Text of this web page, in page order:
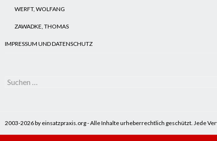
WERFT, WOLFANG
ZAWADKE, THOMAS
IMPRESSUM UND DATENSCHUTZ
Suchen
2003-2026 by einsatzpraxis.org - Alle Inhalte urheberrechtlich geschützt. Jede